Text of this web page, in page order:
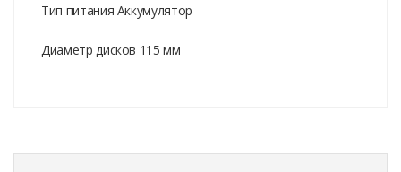
Тип питания Аккумулятор
Диаметр дисков 115 мм